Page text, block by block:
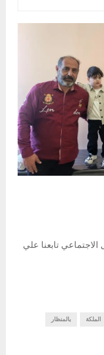
الاجتماعي تابعنا علي
الملكة بالمنظار